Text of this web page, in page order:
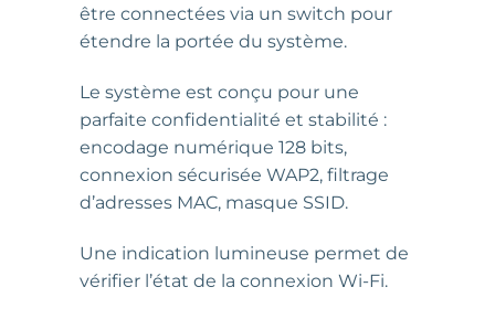
être connectées via un switch pour
étendre la portée du système.
Le système est conçu pour une
parfaite confidentialité et stabilité :
encodage numérique 128 bits,
connexion sécurisée WAP2, filtrage
d’adresses MAC, masque SSID.
Une indication lumineuse permet de
vérifier l’état de la connexion Wi-Fi.